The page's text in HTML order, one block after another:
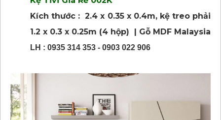
Kích thước : 2.4 x 0.35 x 0.4m, kệ treo phải
1.2 x 0.3 x 0.25m (4 hộp) | Gỗ MDF Malaysia
LH : 0935 314 353 - 0903 022 906